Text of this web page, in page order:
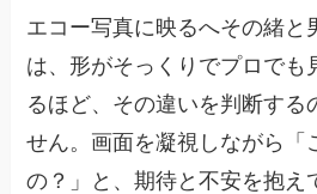
エコー写真に映るへその緒と
は、形がそっくりでプロでも
るほど、その違いを判断する
せん。画面を凝視しながら「
の？」と、期待と不安を抱え